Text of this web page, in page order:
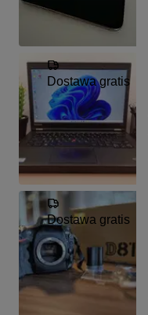
Dostawa gratis
Dostawa gratis